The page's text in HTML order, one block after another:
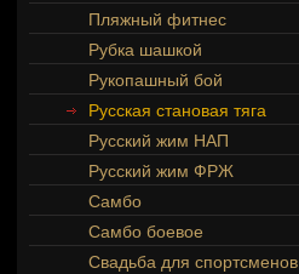
Пляжный фитнес
Рубка шашкой
Рукопашный бой
Русская становая тяга
Русский жим НАП
Русский жим ФРЖ
Самбо
Самбо боевое
Свадьба для спортсменов